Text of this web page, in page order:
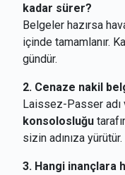
kadar sürer?
Belgeler hazırsa
içinde tamamlanır.
gündür.
2. Cenaze nakil
Laissez-Passer
konsolosluğu
sizin adınıza yürütür.
3. Hangi inançlara